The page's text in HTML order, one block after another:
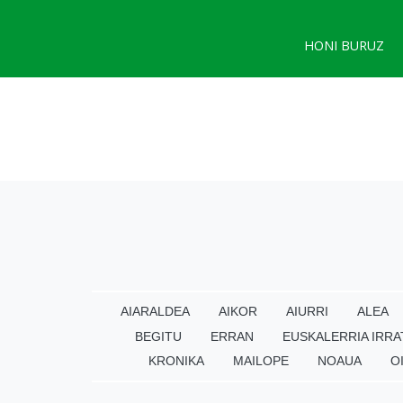
HONI BURUZ
AIARALDEA AIKOR AIURRI ALEA
BEGITU
ERRAN EUSKALERRIA
KRONIKA
MAILOPE NOAUA